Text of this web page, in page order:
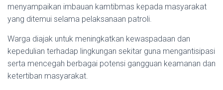
menyampaikan imbauan kamtibmas kepada masyarakat
yang ditemui selama pelaksanaan patroli.
Warga diajak untuk meningkatkan kewaspadaan dan
kepedulian terhadap lingkungan sekitar guna mengantisipasi
serta mencegah berbagai potensi gangguan keamanan dan
ketertiban masyarakat.